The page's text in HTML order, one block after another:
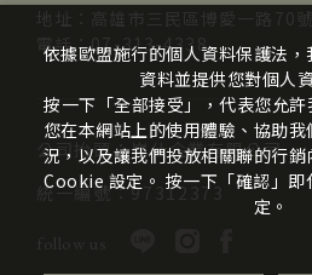
電話：07-313-4338
公司抬頭：崴仕企業有限公司
統一編號：97312373
依據歐盟施行的個人資料保護法
資料並提供您對個人
按一下「全部接受」，代表您允
您在本網站上的使用體驗、協助
況，以及讓我們投放相關聯的行
Cookie 設定。 按一下「確認」即
定。